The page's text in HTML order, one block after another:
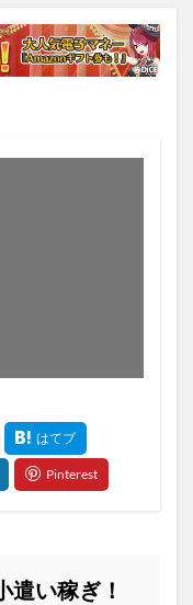
遣い稼ぎ！